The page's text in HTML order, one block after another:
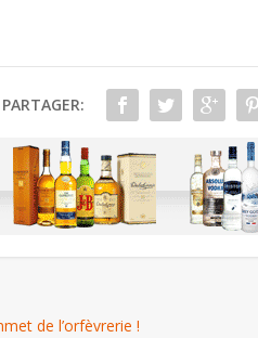
PARTAGER:
de l’orfèvrerie !